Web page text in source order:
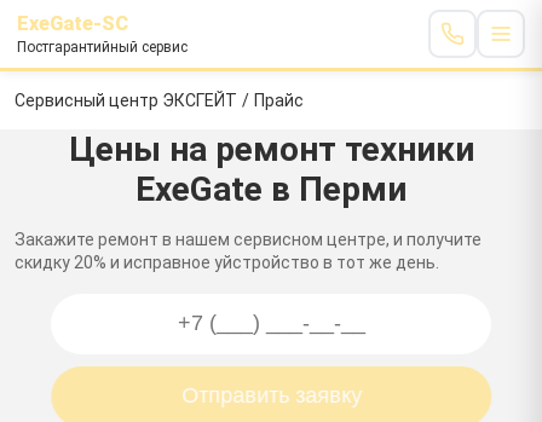
ExeGate-SC
Постгарантийный сервис
Сервисный центр ЭКСГЕЙТ / Прайс
Цены на ремонт техники
ExeGate в Перми
Закажите ремонт в нашем сервисном центре, и получите
скидку 20% и исправное уйстройство в тот же день.